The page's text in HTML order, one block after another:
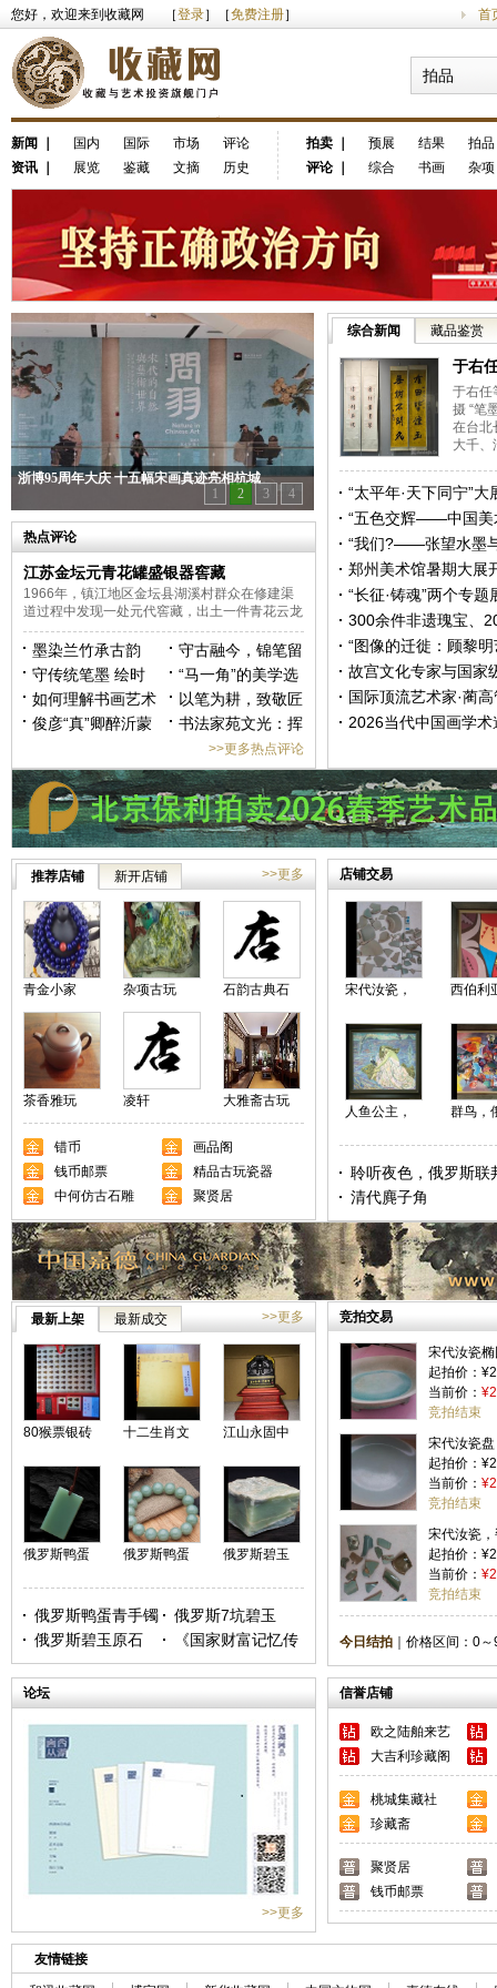
您好，欢迎来到收藏网 ［登录］［免费注册］ 首
拍品
新闻 国内 国际 市场
评论
资讯
展览 鉴藏 文摘 历史
拍卖 预展 结果
拍品
评论｜ 综合 书画 杂项
浙博95周年大庆 十五幅宋画真迹亮相杭城
1
2 3 4
热点评论
江苏金坛元青花罐盛银器窖藏
1966年，镇江地区金坛县湖溪村群众在修建渠
道过程中发现一处元代窖藏，出土一件青花云龙
纹罐，罐口上盖一件夹层大银碗,罐内藏有各种
银器50余件。这批东西最初送县财政局保存，
后由镇江博物馆收藏，并对窖藏出土地点进行了
调查。&nbsp;&nbsp;元青花云龙纹罐▌元早期青
花罐出土的青花云龙纹罐高26厘米、口径22.2
厘米、腹径35.5厘米、底径20.2厘米。直颈，方
圆唇，鼓腹，平底。罐颈饰斜方格纹，器肩
墨染兰竹承古韵
丹青花鸟耀时代
——艺术家金晓海
的笔墨修行
守古融今，锦笔留
芳——著名书法家
杨汝锦作品欣赏
守传统笔墨 绘时
代风华——著名画
家郝爱平作品欣赏
“马一角”的美学选
择：用“残缺”构建
出崭新的精神完整
如何理解书画艺术
中的“烟火气”
以笔为耕，致敬匠
心——著名画家吕
渝强老师作品欣赏
俊彦“真”卿醉沂蒙
书法家苑文光：挥
毫庆五一，墨韵敬
匠心
>>更多热点评论
综合新闻 藏品鉴赏
于右
展出
于右任
摄 “笔
在台北
大千、
“太平年·天下同宁”大
—— 《太平年》“走”
馆
“五色交辉——中国美
之夜”举行
“我们?——张望水墨
代”在中国美术馆开幕
郑州美术馆暑期大展
感受从古至今的“字里
“长征·铸魂”两个专题
国人民抗日战争纪念
300余件非遗瑰宝、
互动体验——沉浸式
展“圈粉”年轻人
“图像的迁徙：顾黎
四十年”展将在山东
开展
故宫文化专家与国家
大师齐聚成都共话中
化传承
国际顶流艺术家·蔺
球最具收藏价值的风
2026当代中国画学术
名家150余幅精品力
龙玺美术馆
推荐店铺 新开店铺 >>更多
青金小家 杂项古玩
石韵古典石
雕
茶香雅玩 凌轩
大雅斋古玩
艺术品交流
中心
错币
画品阁
钱币邮票
精品古玩瓷器
中何仿古石雕
聚贤居
店铺交易
宋代汝瓷，
西伯利
圈艺术
主席，
共和国
家协会
人鱼公主，
群鸟，
聆听夜色，俄罗斯联
加格勒共和国美术家
席
清代麂子角
最新上架 最新成交 >>更多
80猴票银砖
十二生肖文
江山永固中
俄罗斯鸭蛋
俄罗斯鸭蛋
俄罗斯碧玉
俄罗斯鸭蛋青手镯
俄罗斯7坑碧玉
俄罗斯碧玉原石
《国家财富记忆传
承》收藏册
竞拍交易
宋代汝瓷
起拍价：
当前价：
竞拍结束
宋代汝瓷盘
起拍价：
当前价：
竞拍结束
宋代汝瓷
（清凉寺
起拍价：
当前价：
竞拍结束
今日结拍 ｜价格区间： 0～
论坛
>>更多
信誉店铺
欧之陆舶来艺
术品
大吉利珍藏阁
桃城集藏社
珍藏斋
聚贤居
钱币邮票
友情链接